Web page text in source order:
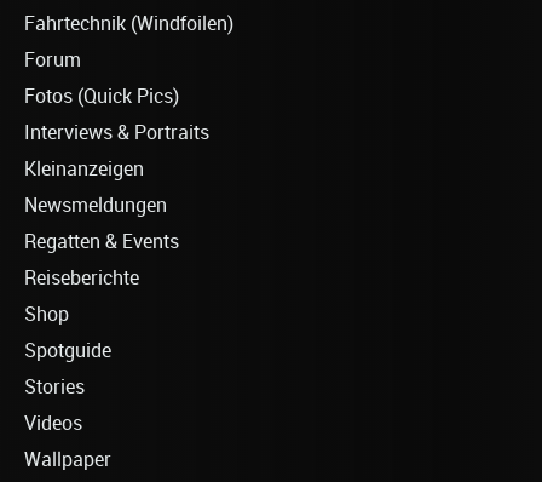
Fahrtechnik (Windfoilen)
Forum
Fotos (Quick Pics)
Interviews & Portraits
Kleinanzeigen
Newsmeldungen
Regatten & Events
Reiseberichte
Shop
Spotguide
Stories
Videos
Wallpaper